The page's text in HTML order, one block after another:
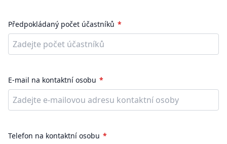
Předpokládaný počet účastníků
E-mail na kontaktní osobu
Telefon na kontaktní osobu